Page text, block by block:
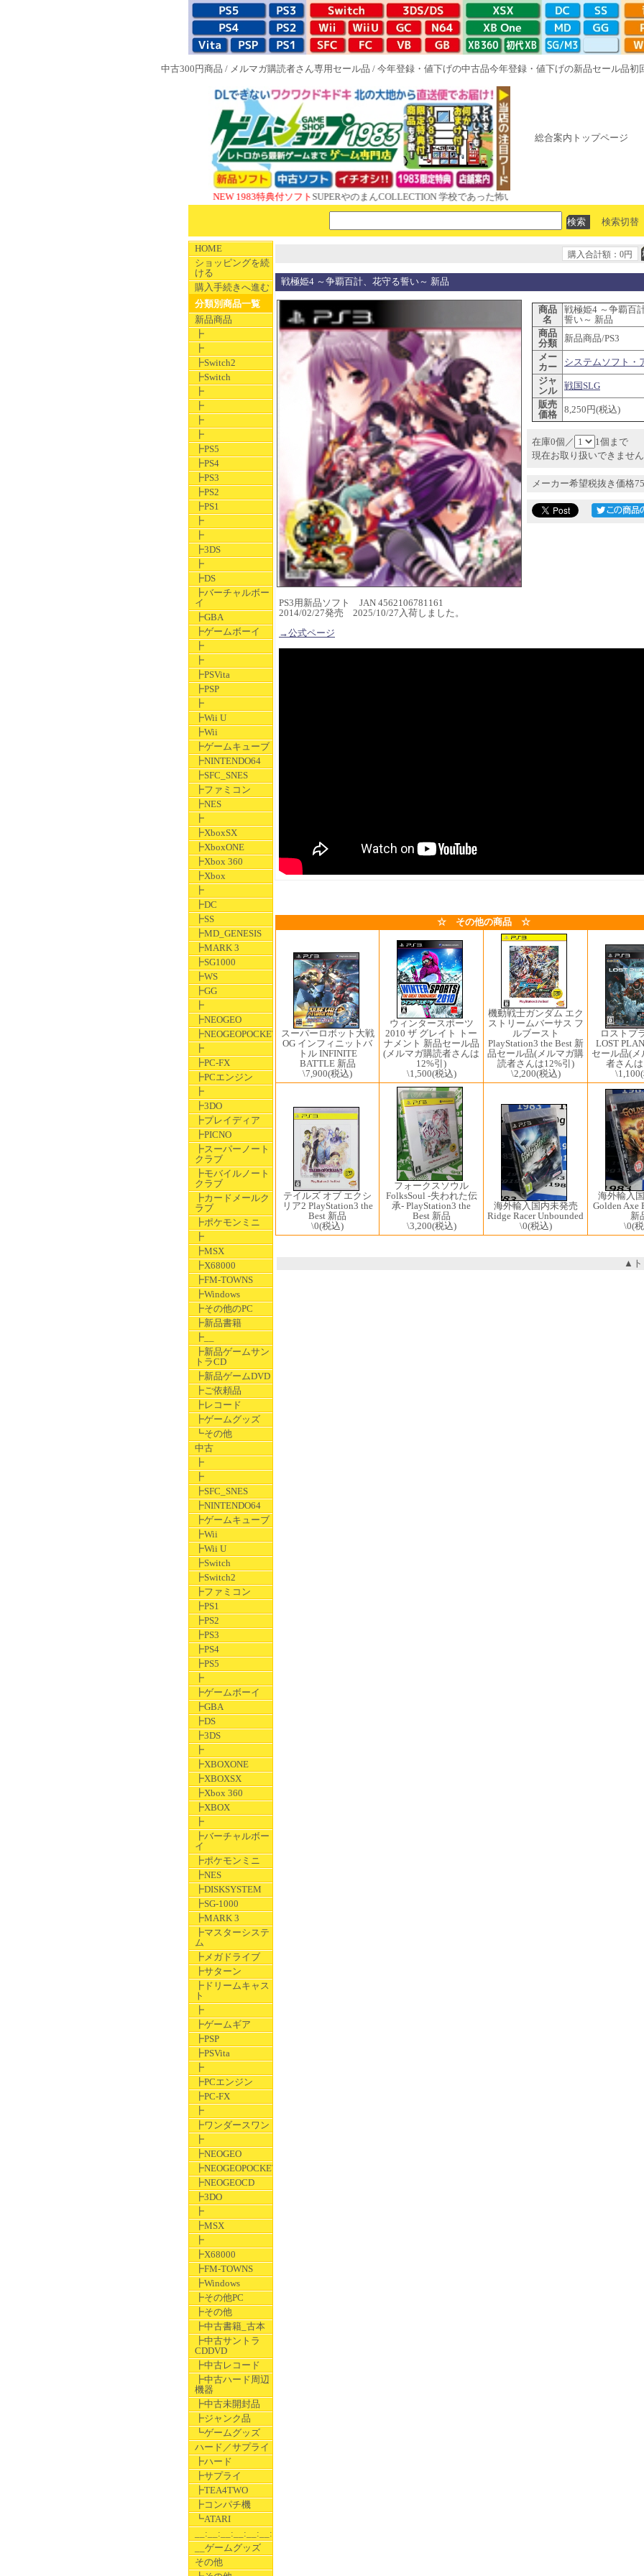
中古300円商品 / メルマガ購読者さん専用セール品 / 今年登録・値下げの中古品今年登録・値下げの新品セール品初
総合案内トップページ
NEW 1983特典付ソフトSUPERやのまんCOLLECTION 学校であった怖い話と晦󠄀つきこもり ルート16R やがて
検索切替
HOME
ショッピングを続
ける
購入手続きへ進む
分類別商品一覧
新品商品
┣
┣
┣Switch2
┣Switch
┣
┣
┣
┣
┣PS5
┣PS4
┣PS3
┣PS2
┣PS1
┣
┣
┣3DS
┣
┣DS
┣バーチャルボー
イ
┣GBA
┣ゲームボーイ
┣
┣
┣PSVita
┣PSP
┣
┣Wii U
┣Wii
┣ゲームキューブ
┣NINTENDO64
┣SFC_SNES
┣ファミコン
┣NES
┣
┣XboxSX
┣XboxONE
┣Xbox 360
┣Xbox
┣
┣DC
┣SS
┣MD_GENESIS
┣MARK 3
┣SG1000
┣WS
┣GG
┣
┣NEOGEO
┣NEOGEOPOCKET
┣
┣PC-FX
┣PCエンジン
┣
┣3DO
┣プレイディア
┣PICNO
┣スーパーノート
クラブ
┣モバイルノート
クラブ
┣カードメールク
ラブ
┣ポケモンミニ
┣
┣MSX
┣X68000
┣FM-TOWNS
┣Windows
┣その他のPC
┣新品書籍
┣__
┣新品ゲームサン
トラCD
┣新品ゲームDVD
┣ご依頼品
┣レコード
┣ゲームグッズ
┗その他
中古
┣
┣
┣SFC_SNES
┣NINTENDO64
┣ゲームキューブ
┣Wii
┣Wii U
┣Switch
┣Switch2
┣ファミコン
┣PS1
┣PS2
┣PS3
┣PS4
┣PS5
┣
┣ゲームボーイ
┣GBA
┣DS
┣3DS
┣
┣XBOXONE
┣XBOXSX
┣Xbox 360
┣XBOX
┣
┣バーチャルボー
イ
┣ポケモンミニ
┣NES
┣DISKSYSTEM
┣SG-1000
┣MARK 3
┣マスターシステ
ム
┣メガドライブ
┣サターン
┣ドリームキャス
ト
┣
┣ゲームギア
┣PSP
┣PSVita
┣
┣PCエンジン
┣PC-FX
┣
┣ワンダースワン
┣
┣NEOGEO
┣NEOGEOPOCKET
┣NEOGEOCD
┣3DO
┣
┣MSX
┣
┣X68000
┣FM-TOWNS
┣Windows
┣その他PC
┣その他
┣中古書籍_古本
┣中古サントラ
CDDVD
┣中古レコード
┣中古ハード周辺
機器
┣中古未開封品
┣ジャンク品
┗ゲームグッズ
ハード／サプライ
┣ハード
┣サプライ
┣TEA4TWO
┣コンパチ機
┗ATARI
__:__:__:__:__:__:__
__ゲームグッズ
その他
購入合計額：0円
戦極姫4 ～争覇百計、花守る誓い～ 新品
商品
名
戦極姫4 ～争覇百
誓い～ 新品
商品
分類
新品商品/PS3
メー
カー
システムソフト・
ジャ
ンル
戦国SLG
販売
価格
8,250円(税込)
在庫0個／
1個まで
現在お取り扱いできませ
メーカー希望税抜き価格
PS3用新品ソフト JAN 4562106781161
2014/02/27発売 2025/10/27入荷しました。
→公式ページ
☆ その他の商品 ☆
スーパーロボット大戦
OG インフィニットバ
トル INFINITE
BATTLE 新品
\7,900(税込)
ウィンタースポーツ
2010 ザ グレイト トー
ナメント 新品セール品
(メルマガ購読者さんは
12%引)
\1,500(税込)
機動戦士ガンダム エク
ストリームバーサス フ
ルブースト
PlayStation3 the Best 新
品セール品(メルマガ購
読者さんは12%引)
\2,200(税込)
ロストプ
LOST
セール品(
者さん
\1,100
テイルズ オブ エクシ
リア2 PlayStation3 the
Best 新品
\0(税込)
フォークスソウル
FolksSoul -失われた伝
承- PlayStation3 the
Best 新品
\3,200(税込)
海外輸入国内未発売
Ridge Racer Unbounded
\0(税込)
海外輸入
Golden Axe
新
\0(
▲ト